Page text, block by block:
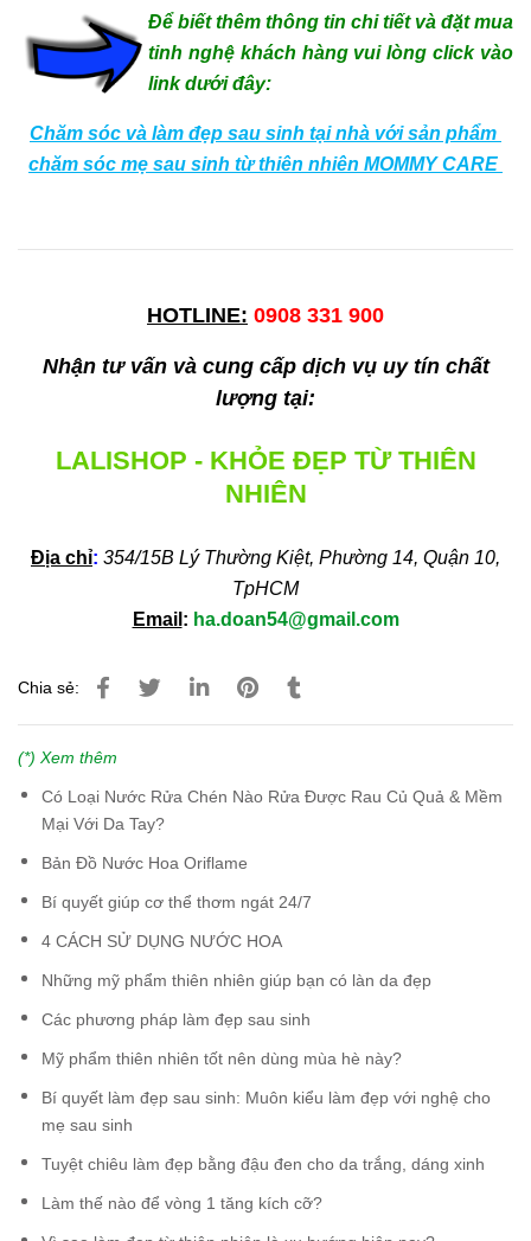
Để biết thêm thông tin chi tiết và đặt mua
tinh nghệ khách hàng vui lòng click vào
link dưới đây:
Chăm sóc và làm đẹp sau sinh tại nhà với sản phẩm
chăm sóc mẹ sau sinh từ thiên nhiên MOMMY CARE
HOTLINE: 0908 331 900
Nhận tư vấn và cung cấp dịch vụ uy tín chất
lượng tại:
LALISHOP - KHỎE ĐẸP TỪ THIÊN
NHIÊN
Địa chỉ: 354/15B Lý Thường Kiệt, Phường 14, Quận 10,
TpHCM
Email : ha.doan54@gmail.com
Chia sẻ:
(*) Xem thêm
Có Loại Nước Rửa Chén Nào Rửa Được Rau Củ Quả & Mềm
Mại Với Da Tay?
Bản Đồ Nước Hoa Oriflame
Bí quyết giúp cơ thể thơm ngát 24/7
4 CÁCH SỬ DỤNG NƯỚC HOA
Những mỹ phẩm thiên nhiên giúp bạn có làn da đẹp
Các phương pháp làm đẹp sau sinh
Mỹ phẩm thiên nhiên tốt nên dùng mùa hè này?
Bí quyết làm đẹp sau sinh: Muôn kiểu làm đẹp với nghệ cho
mẹ sau sinh
Tuyệt chiêu làm đẹp bằng đậu đen cho da trắng, dáng xinh
Làm thế nào để vòng 1 tăng kích cỡ?